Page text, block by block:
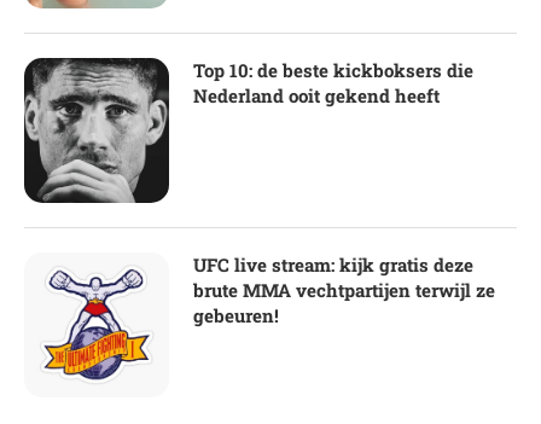
Top 10: de beste kickboksers die
Nederland ooit gekend heeft
UFC live stream: kijk gratis deze
brute MMA vechtpartijen terwijl ze
gebeuren!